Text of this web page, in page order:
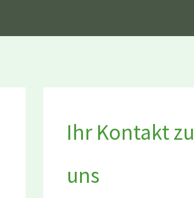
Ihr Kontakt zu
uns